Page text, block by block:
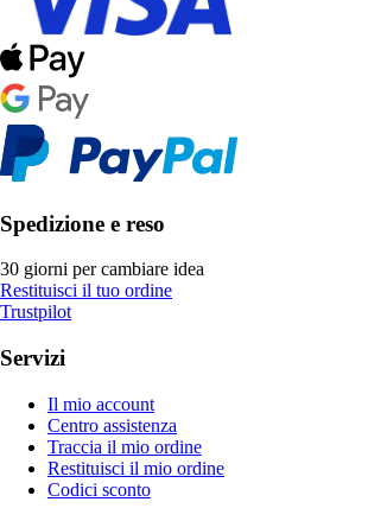
Spedizione e reso
30 giorni per cambiare idea
Restituisci il tuo ordine
Trustpilot
Servizi
Il mio account
Centro assistenza
Traccia il mio ordine
Restituisci il mio ordine
Codici sconto